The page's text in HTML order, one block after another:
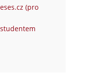
(pro